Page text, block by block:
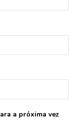
a próxima vez